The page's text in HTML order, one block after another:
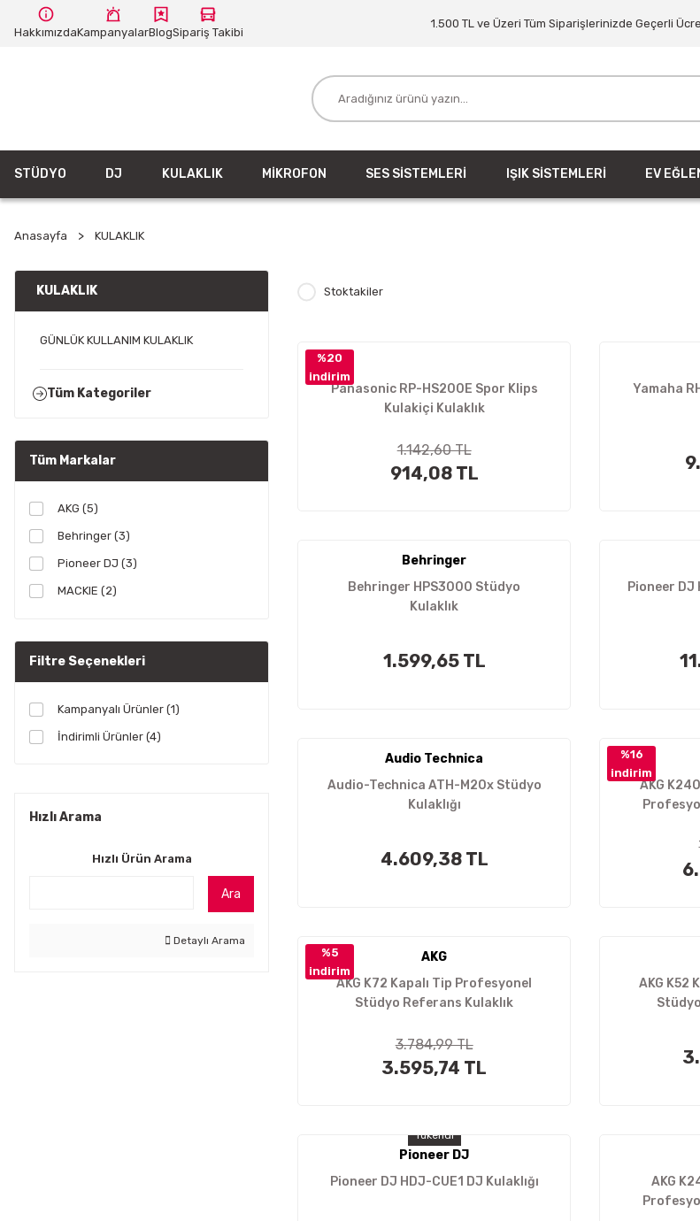
HakkımızdaKampanyalarBlogSipariş Takibi
1.500 TL ve Üzeri Tüm Siparişlerinizde Geçerli
STÜDYO DJ KULAKLIK MİKROFON SES SİSTEMLERİ IŞIK SİSTEMLERİ EV
Anasayfa KULAKLIK
KULAKLIK
GÜNLÜK KULLANIM KULAKLIK
Tüm Kategoriler
Tüm Markalar
AKG (5)
Behringer (3)
Pioneer DJ (3)
MACKIE (2)
Yamaha (1)
Filtre Seçenekleri
Kampanyalı Ürünler (1)
İndirimli Ürünler (4)
Hızlı Arama
Hızlı Ürün Arama
Ara
Detaylı Arama
Stoktakiler
%20
indirim
Panasonic RP-HS200E Spor Klips
Kulakiçi Kulaklık
1.142,60 TL
914,08 TL
Yamaha
Behringer
Behringer HPS3000 Stüdyo
Kulaklık
1.599,65 TL
Pioneer
Audio Technica
Audio-Technica ATH-M20x Stüdyo
Kulaklığı
4.609,38 TL
%16
indirim
AKG
%5
indirim
AKG
AKG K72 Kapalı Tip Profesyonel
Stüdyo Referans Kulaklık
3.784,99 TL
3.595,74 TL
AKG K52
Tükendi
Pioneer DJ
Pioneer DJ HDJ-CUE1 DJ Kulaklığı
AKG